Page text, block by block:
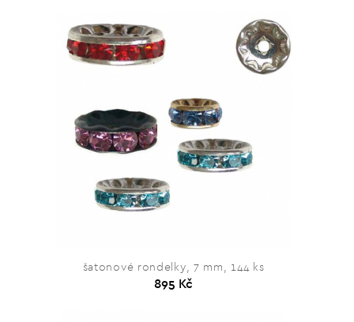
šatonové rondelky, 7 mm, 144 ks
895 Kč